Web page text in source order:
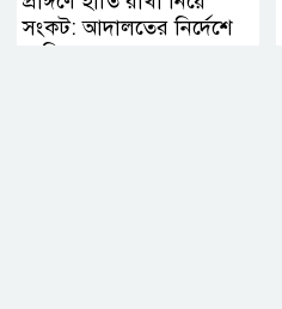
সংকট: আদালতের নির্দেশে
মালিকের কাছে হস্তান্তরের